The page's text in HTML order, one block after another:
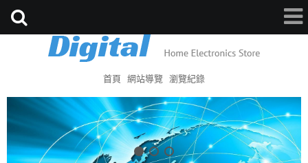
首頁 網站導覽 瀏覽紀錄